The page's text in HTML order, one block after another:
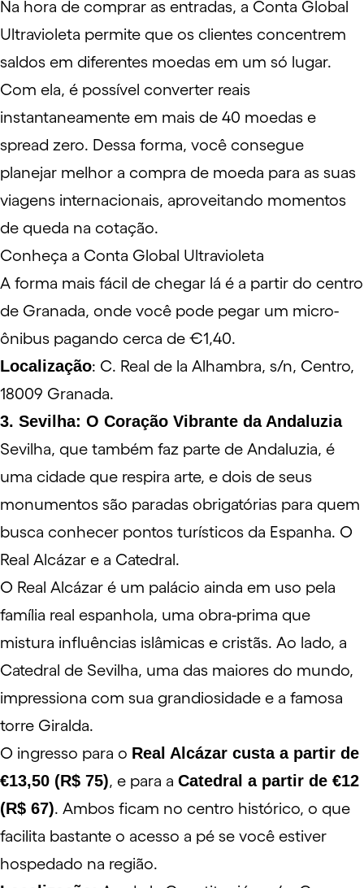
Na hora de comprar as entradas, a Conta Global
Ultravioleta permite que os clientes concentrem
saldos em diferentes moedas em um só lugar.
Com ela, é possível converter reais
instantaneamente em mais de 40 moedas e
spread zero. Dessa forma, você consegue
planejar melhor a compra de moeda para as suas
viagens internacionais, aproveitando momentos
de queda na cotação.
Conheça a Conta Global Ultravioleta
A forma mais fácil de chegar lá é a partir do centro
de Granada, onde você pode pegar um micro-
ônibus pagando cerca de €1,40.
Localização: C. Real de la Alhambra, s/n, Centro,
18009 Granada.
3. Sevilha: O Coração Vibrante da Andaluzia
Sevilha, que também faz parte de Andaluzia, é
uma cidade que respira arte, e dois de seus
monumentos são paradas obrigatórias para quem
busca conhecer pontos turísticos da Espanha. O
Real Alcázar e a Catedral.
O Real Alcázar é um palácio ainda em uso pela
família real espanhola, uma obra-prima que
mistura influências islâmicas e cristãs. Ao lado, a
Catedral de Sevilha, uma das maiores do mundo,
impressiona com sua grandiosidade e a famosa
torre Giralda.
O ingresso para o Real Alcázar custa a partir de
€13,50 (R$ 75), e para a Catedral a partir de €12
(R$ 67). Ambos ficam no centro histórico, o que
facilita bastante o acesso a pé se você estiver
hospedado na região.